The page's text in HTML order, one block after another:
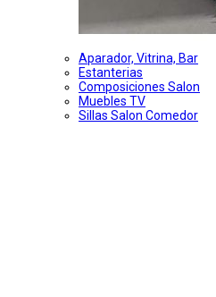
Aparador, Vitrina, Bar
Estanterias
Composiciones Salon
Muebles TV
Sillas Salon Comedor